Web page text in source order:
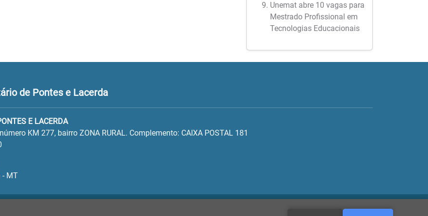
Unemat abre 10 vagas para
Mestrado Profissional em
Tecnologias Educacionais
de Pontes e Lacerda
E LACERDA
KM 277, bairro ZONA RURAL. Complemento: CAIXA POSTAL 181
- MT